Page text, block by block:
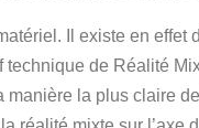
Il existe en
de Réalité
la plus claire